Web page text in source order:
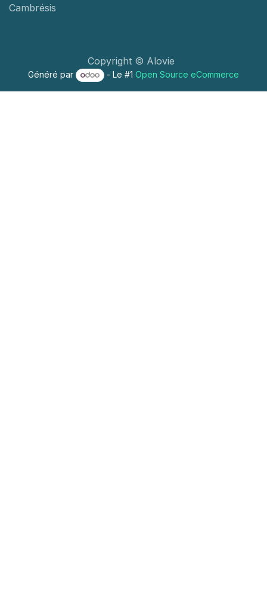
Cambrésis
Copyright © Alovie
Généré par - Le #1Open Source eCommerce